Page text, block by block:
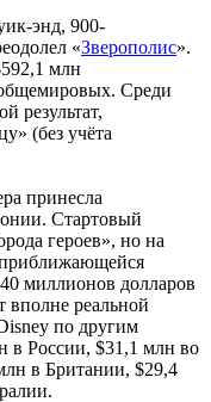
энд, 900-
«Зверополис».
млн
Среди
результат,
(без учёта
принесла
Стартовый
героев», но на
миллионов долларов
вполне реальной
по другим
в России, $31,1 млн во
в Британии, $29,4